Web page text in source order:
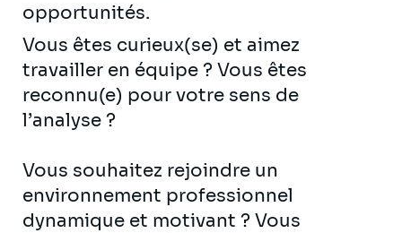
opportunités.
Vous êtes curieux(se) et aimez
travailler en équipe ? Vous êtes
reconnu(e) pour votre sens de
l’analyse ?
Vous souhaitez rejoindre un
environnement professionnel
dynamique et motivant ? Vous